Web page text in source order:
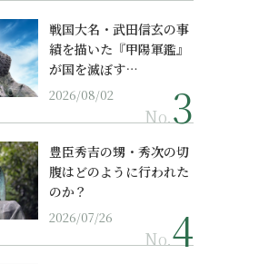
戦国大名・武田信玄の事
績を描いた『甲陽軍鑑』
が国を滅ぼす…
2026/08/02
No.
豊臣秀吉の甥・秀次の切
腹はどのように行われた
のか？
2026/07/26
No.